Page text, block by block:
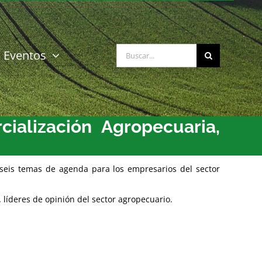
Eventos Buscar:
Agropecuaria,
temas de agenda para los empresarios del sector
de opinión del sector agropecuario.